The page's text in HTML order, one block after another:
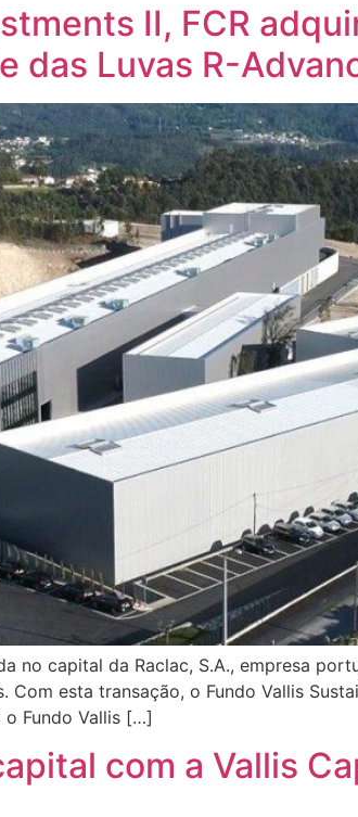
II, FCR
das Luvas R-
no capital da Raclac, S.A., empresa
esta transação, o Fundo Vallis
o Fundo Vallis […]
com a Vallis